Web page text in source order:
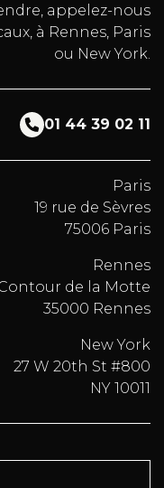
appelez-nous
à Rennes, Paris
ou New York.
01 44 39 02 11
Paris
19 rue de Sèvres
75006 Paris
Rennes
de la Motte
35000 Rennes
New York
27 W 20th St #800
NY 10011